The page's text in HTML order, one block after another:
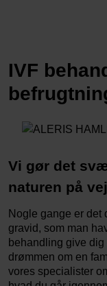
IVF
Vi gør det
naturen på
Nogle gange er det
gravid, som man
behandling give
drømmen om en
vores specialister